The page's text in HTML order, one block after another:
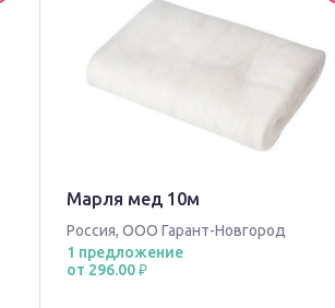
Марля мед 10м
Россия, ООО Гарант-Новгород
1 предложение
от 296.00 ₽